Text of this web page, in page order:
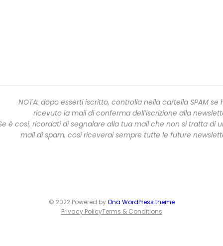
NOTA: dopo esserti iscritto, controlla nella cartella SPAM se
ricevuto la mail di conferma dell’iscrizione alla
è così, ricordati di segnalare alla tua mail che non si tratta di
mail di spam, così riceverai sempre tutte le future
© 2022 Powered byOna WordPress theme
Privacy PolicyTerms & Conditions